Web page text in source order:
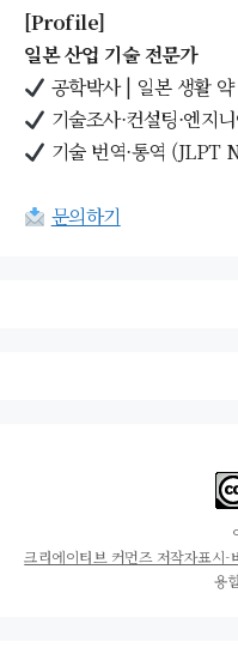
[Profile]
일본 산업 기술 전문가
공학박사 | 일본 생활
기술조사·컨설팅·엔지
기술 번역·통역 (JLPT
문의하기
크리에이티브 커먼즈 저작자표시
용